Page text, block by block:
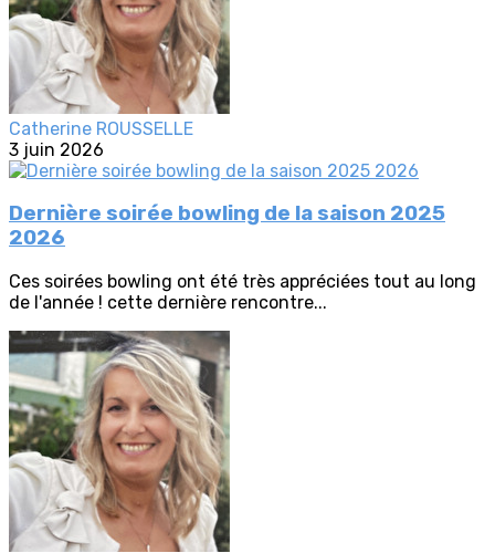
Catherine ROUSSELLE
3 juin 2026
Dernière soirée bowling de la saison 2025
2026
Ces soirées bowling ont été très appréciées tout au long
de l'année ! cette dernière rencontre...